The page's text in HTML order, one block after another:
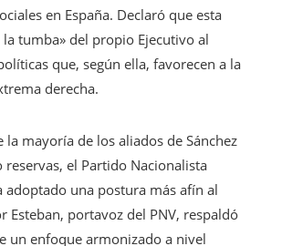
en España. Declaró que esta
la tumba» del propio Ejecutivo al
que, según ella, favorecen a la
derecha.
la mayoría de los aliados de Sánchez
reservas, el Partido Nacionalista
adoptado una postura más afín al
Esteban, portavoz del PNV, respaldó
un enfoque armonizado a nivel